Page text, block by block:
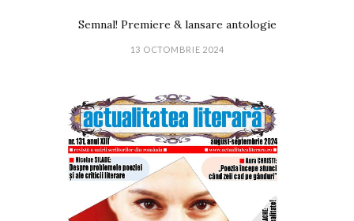
Semnal! Premiere & lansare antologie
13 OCTOMBRIE 2024